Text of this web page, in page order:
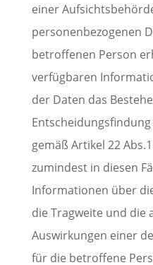
einer
personenbezogenen
betroffenen Person
verfügbaren
der Daten das
gemäß Artikel 22
zumindest in diesen
Informationen über
die Tragweite und die
Auswirkungen einer
für die betroffene